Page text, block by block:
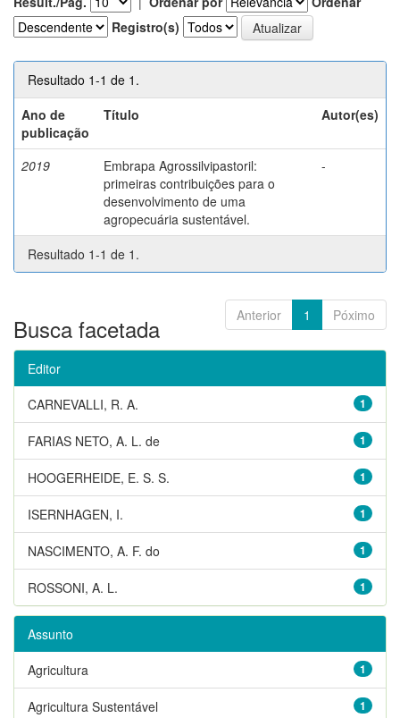
Registro(s)
Resultado 1-1 de 1.
Ano de
publicação
Título Autor(es)
2019
Embrapa Agrossilvipastoril:
primeiras contribuições para o
desenvolvimento de uma
agropecuária sustentável.
-
Resultado 1-1 de 1.
Anterior 1 Póximo
Busca facetada
Editor
1
CARNEVALLI, R. A.
1
FARIAS NETO, A. L. de
1
HOOGERHEIDE, E. S. S.
1
ISERNHAGEN, I.
1
NASCIMENTO, A. F. do
1
ROSSONI, A. L.
Assunto
1
Agricultura
1
Agricultura Sustentável